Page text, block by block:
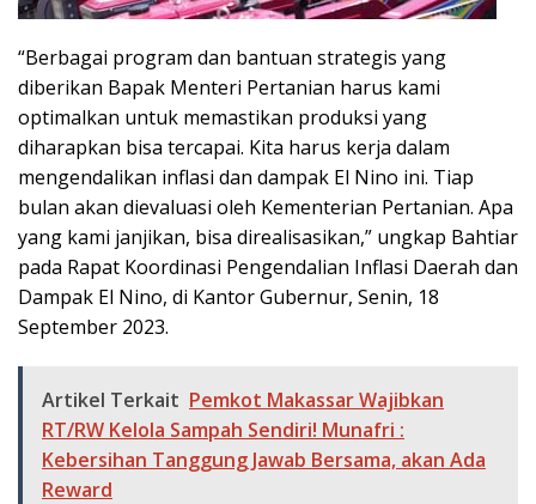
“Berbagai program dan bantuan strategis yang
diberikan Bapak Menteri Pertanian harus kami
optimalkan untuk memastikan produksi yang
diharapkan bisa tercapai. Kita harus kerja dalam
mengendalikan inflasi dan dampak El Nino ini. Tiap
bulan akan dievaluasi oleh Kementerian Pertanian. Apa
yang kami janjikan, bisa direalisasikan,” ungkap Bahtiar
pada Rapat Koordinasi Pengendalian Inflasi Daerah dan
Dampak El Nino, di Kantor Gubernur, Senin, 18
September 2023.
Artikel Terkait Pemkot Makassar Wajibkan
RT/RW Kelola Sampah Sendiri! Munafri :
Kebersihan Tanggung Jawab Bersama, akan Ada
Reward